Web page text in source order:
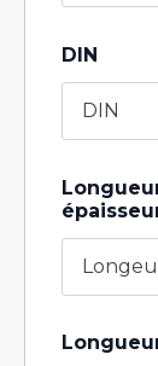
DIN
DIN